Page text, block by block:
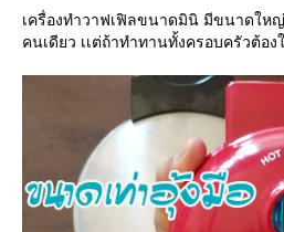
เครื่องทำวาฟเฟิลขนาดมินิ มีขนาดให
คนเดียว เเต่ถ้าทำทานทั้งครอบครัวต้อ